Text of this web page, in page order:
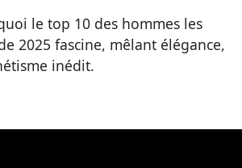
le top 10 des hommes les
2025 fascine, mêlant élégance,
inédit.